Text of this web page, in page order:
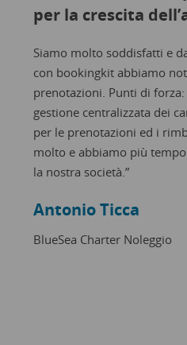
per la crescita
Siamo molto soddisfatti e
con bookingkit abbiamo
prenotazioni. Punti di
gestione centralizzata dei
per le prenotazioni ed i
molto e abbiamo più
la nostra società.”
Antonio Ticca
BlueSea Charter Noleggio